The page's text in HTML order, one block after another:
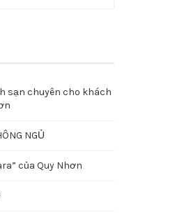
sạn chuyên cho khách
NGỦ
của Quy Nhơn